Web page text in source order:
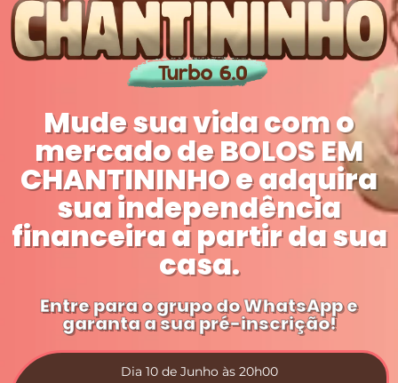
Mude sua vida com o
mercado de BOLOS EM
CHANTININHO e adquira
sua independência
financeira a partir da sua
casa.
Entre para o grupo do WhatsApp e
garanta a sua pré-inscrição!
Dia 10 de Junho às 20h00